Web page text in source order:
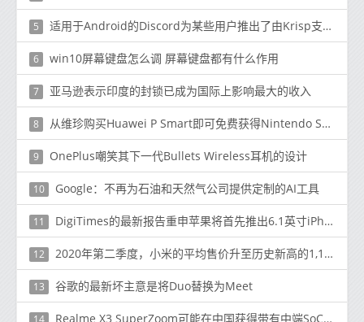
5 适用于Android的Discord为某些用户推出了由Krisp支持的噪声抑制
6 win10屏幕键盘怎么调 屏幕键盘都有什么作用
7 亚马逊表示印度的封锁已成为国际上影响最大的收入
8 从维珍购买Huawei P Smart即可免费获得Nintendo Switch
9 OnePlus嘲笑其下一代Bullets Wireless耳机的设计
10 Google：不再为石油和天然气公司提供定制的AI工具
11 DigiTimes的最新报告重申苹果将首先推出6.1英寸iPhone 12机型
12 2020年第二季度，小米的平均售价升至历史新高的1,116.3元
13 谷歌的最新坏主意是将Duo替换为Meet
14 Realme X3 SuperZoom可能在中国获得带有中端SoC的5G版本